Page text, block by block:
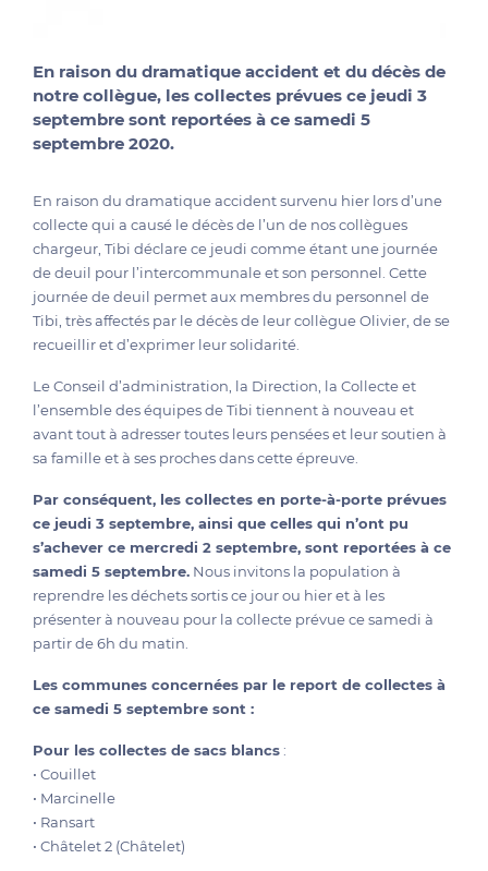
En raison du dramatique accident et du décès de
notre collègue, les collectes prévues ce jeudi 3
septembre sont reportées à ce samedi 5
septembre 2020.
En raison du dramatique accident survenu hier lors d’une
collecte qui a causé le décès de l’un de nos collègues
chargeur, Tibi déclare ce jeudi comme étant une journée
de deuil pour l’intercommunale et son personnel. Cette
journée de deuil permet aux membres du personnel de
Tibi, très affectés par le décès de leur collègue Olivier, de se
recueillir et d’exprimer leur solidarité.
Le Conseil d’administration, la Direction, la Collecte et
l’ensemble des équipes de Tibi tiennent à nouveau et
avant tout à adresser toutes leurs pensées et leur soutien à
sa famille et à ses proches dans cette épreuve.
Par conséquent, les collectes en porte-à-porte prévues
ce jeudi 3 septembre, ainsi que celles qui n’ont pu
s’achever ce mercredi 2 septembre, sont reportées à ce
samedi 5 septembre. Nous invitons la population à
reprendre les déchets sortis ce jour ou hier et à les
présenter à nouveau pour la collecte prévue ce samedi à
partir de 6h du matin.
Les communes concernées par le report de collectes à
ce samedi 5 septembre sont :
Pour les collectes de sacs blancs :
• Couillet
• Marcinelle
• Ransart
• Châtelet 2 (Châtelet)